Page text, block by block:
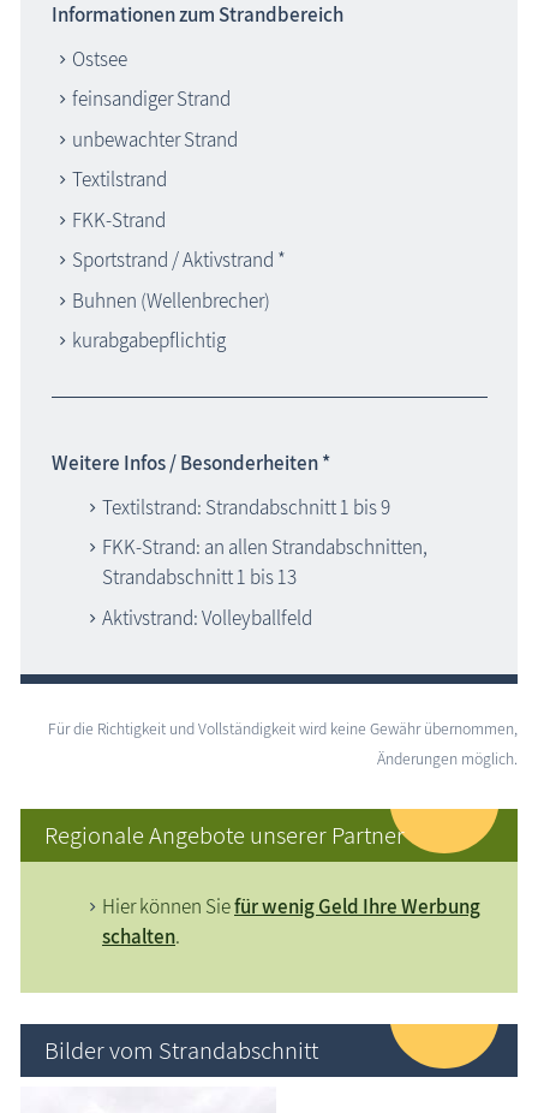
Informationen zum Strandbereich
Ostsee
feinsandiger Strand
unbewachter Strand
Textilstrand
FKK-Strand
Sportstrand / Aktivstrand *
Buhnen (Wellenbrecher)
kurabgabepflichtig
Weitere Infos / Besonderheiten *
Textilstrand: Strandabschnitt 1 bis 9
FKK-Strand: an allen Strandabschnitten,
Strandabschnitt 1 bis 13
Aktivstrand: Volleyballfeld
Für die Richtigkeit und Vollständigkeit wird keine Gewähr übernommen,
Änderungen möglich.
Regionale Angebote unserer Partner
Hier können Siefür wenig Geld Ihre Werbung
schalten.
Bilder vom Strandabschnitt